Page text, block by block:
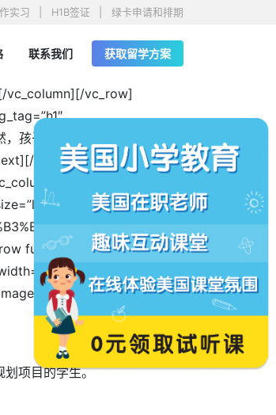
实习 H1B签证 绿卡申请和排期
联系我们 获取留学方案
vc_column][/vc_row]
孩子的经历、思考方式、价值
vc_column][vc_column
width=”1/5″]
align=”center” data-
el_class=”
full_width=”stretch_row”
2″][ultimate_heading
img_size=”
划项目的学生。